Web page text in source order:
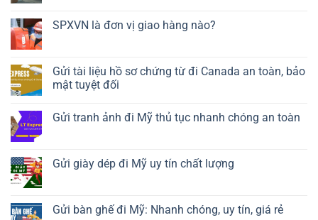
SPXVN là đơn vị giao hàng nào?
Gửi tài liệu hồ sơ chứng từ đi Canada an toàn, bảo
mật tuyệt đối
Gửi tranh ảnh đi Mỹ thủ tục nhanh chóng an toàn
Gửi giày dép đi Mỹ uy tín chất lượng
Gửi bàn ghế đi Mỹ: Nhanh chóng, uy tín, giá rẻ